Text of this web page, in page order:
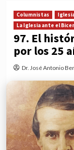
Columnistas
La Iglesia ante el
97. El
por los 25
Dr. José Antonio